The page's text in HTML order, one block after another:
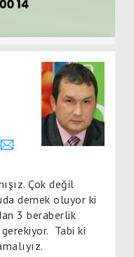
Çok değil
demek oluyor ki
3 beraberlik
Tabi ki